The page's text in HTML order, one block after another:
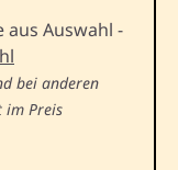
aus Auswahl -
bei anderen
im Preis